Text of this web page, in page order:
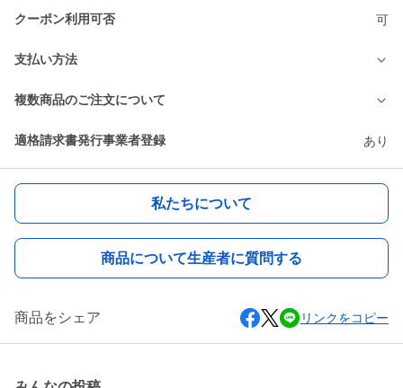
クーポン利用可否 可
支払い方法
複数商品のご注文について
適格請求書発行事業者登録 あり
私たちについて
商品について生産者に質問する
商品をシェア リンクをコピー